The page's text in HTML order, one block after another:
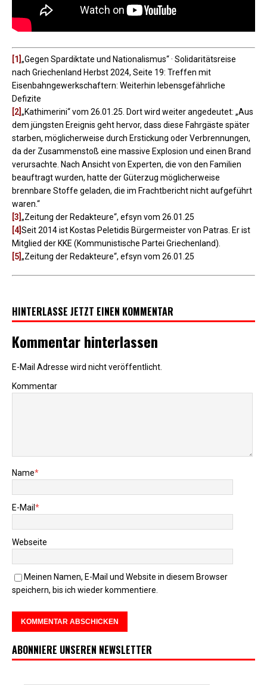
[1] „Gegen Spardiktate und Nationalismus“ · Solidaritätsreise
nach Griechenland Herbst 2024, Seite 19: Treffen mit
Eisenbahngewerkschaftern: Weiterhin lebensgefährliche
Defizite
[2] „Kathimerini“ vom 26.01.25. Dort wird weiter angedeutet: „Aus
dem jüngsten Ereignis geht hervor, dass diese Fahrgäste später
starben, möglicherweise durch Erstickung oder Verbrennungen,
da der Zusammenstoß eine massive Explosion und einen Brand
verursachte. Nach Ansicht von Experten, die von den Familien
beauftragt wurden, hatte der Güterzug möglicherweise
brennbare Stoffe geladen, die im Frachtbericht nicht aufgeführt
waren.“
[3] „Zeitung der Redakteure“, efsyn vom 26.01.25
[4] Seit 2014 ist Kostas Peletidis Bürgermeister von Patras. Er ist
Mitglied der KKE (Kommunistische Partei Griechenland).
[5] „Zeitung der Redakteure“, efsyn vom 26.01.25
HINTERLASSE JETZT EINEN KOMMENTAR
Kommentar hinterlassen
E-Mail Adresse wird nicht veröffentlicht.
Kommentar
Name*
E-Mail *
Webseite
Meinen Namen, E-Mail und Website in diesem Browser
speichern, bis ich wieder kommentiere.
ABONNIERE UNSEREN NEWSLETTER